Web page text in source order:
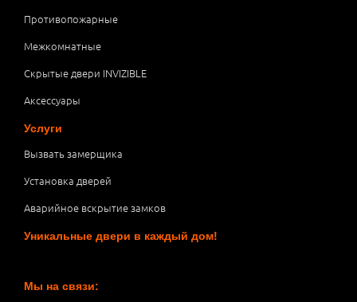
Противопожарные
Межкомнатные
Скрытые двери INVIZIBLE
Аксессуары
Услуги
Вызвать замерщика
Установка дверей
Аварийное вскрытие замков
Уникальные двери в каждый дом!
Мы на связи: